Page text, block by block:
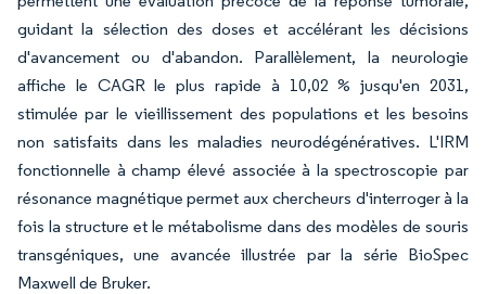
guidant la sélection des doses et accélérant les décisions
d'avancement ou d'abandon. Parallèlement, la neurologie
affiche le CAGR le plus rapide à 10,02 % jusqu'en 2031,
stimulée par le vieillissement des populations et les besoins
non satisfaits dans les maladies neurodégénératives. L'IRM
fonctionnelle à champ élevé associée à la spectroscopie par
résonance magnétique permet aux chercheurs d'interroger à la
fois la structure et le métabolisme dans des modèles de souris
transgéniques, une avancée illustrée par la série BioSpec
Maxwell de Bruker.